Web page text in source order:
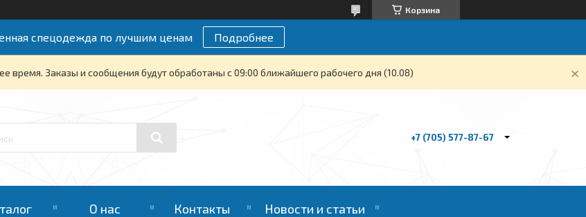
Корзина
спецодежда по лучшим ценам Подробнее
время. Заказы и сообщения будут обработаны с 09:00 ближайшего рабочего дня (10.08)
+7 (705) 577-87-67
О нас Контакты Новости и статьи